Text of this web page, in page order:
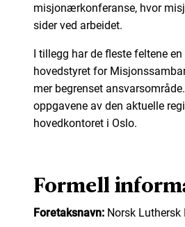
misjonærkonferanse, hvor
sider ved arbeidet.
I tillegg har de fleste feltene
hovedstyret for
mer begrenset
oppgavene av den aktuelle
hovedkontoret i Oslo.
Formell
Foretaksnavn:Norsk Luthersk